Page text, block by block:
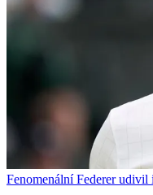
Fenomenální Federer udivil